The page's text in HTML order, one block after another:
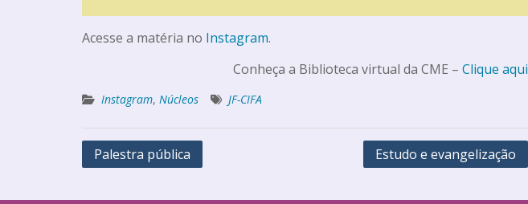
Acesse a matéria no Instagram.
Conheça a Biblioteca virtual da CME – Clique aqui
Instagram, Núcleos JF-CIFA
Palestra pública Estudo e evangelização